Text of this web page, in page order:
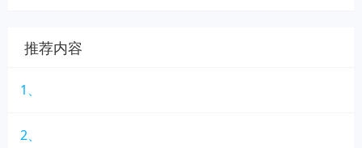
推荐内容
1、
2、